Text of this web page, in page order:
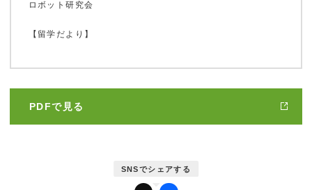
鹿児島大学広報センターについて
ロボット研究会
【留学だより】
PDFで見る